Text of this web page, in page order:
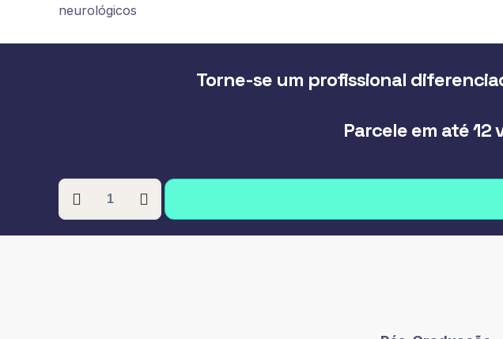
neurológicos
Torne-se um profissional
Parcele em até
PÓS-
GRADUAÇÃO